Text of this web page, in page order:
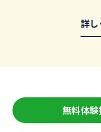
詳
無料体